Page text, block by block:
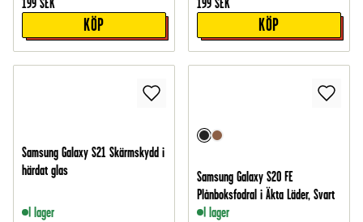
199 SEK
KÖP
199 SEK
KÖP
Samsung Galaxy S21 Skärmskydd i
härdat glas
I lager
Samsung Galaxy S20 FE
Plånboksfodral i Äkta Läder, Svart
I lager